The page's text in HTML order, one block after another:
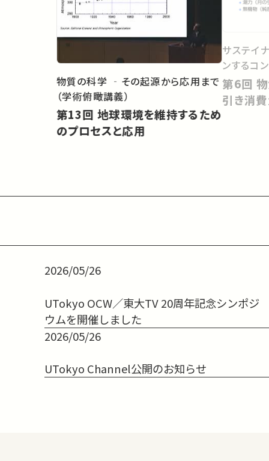
物質の科学 ‐その起源から応用まで
（学術俯瞰講義）
第13回 地球環境を維持するため
のプロセスと応用
サステイ
ンするコ
第6回 物質とエネルギーの差し
引き消
2026/05/26
UTokyo OCW／東大TV 20周年記念シンポジ
ウムを開催しました
2026/05/26
UTokyo Channel公開のお知らせ